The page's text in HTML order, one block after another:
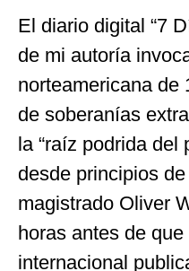
El diario digital “7
de mi autoría
norteamericana de
de soberanías
la “raíz podrida del
desde principios
magistrado Oliver
horas antes de
internacional